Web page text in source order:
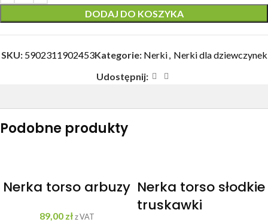
DODAJ DO KOSZYKA
SKU: 5902311902453Kategorie: Nerki, Nerki dla dziewczynek
Udostępnij:
Podobne produkty
Nerka torso arbuzy
89,00 złz VAT
Nerka torso słodkie
truskawki